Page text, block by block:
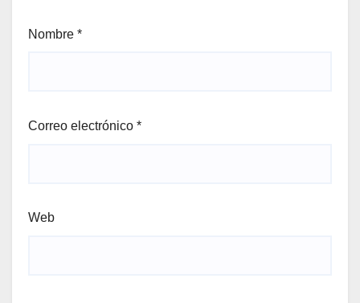
Nombre *
Correo electrónico *
Web